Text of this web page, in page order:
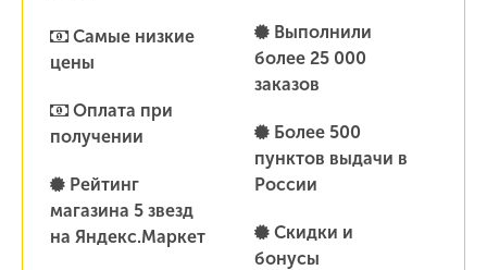
Самые низкие
цены
Оплата при
получении
Рейтинг
магазина 5 звезд
на Яндекс.Маркет
Выполнили
более 25 000
заказов
Более 500
пунктов выдачи в
России
Скидки и
бонусы